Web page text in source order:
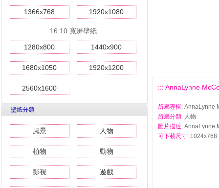
1366x768 1920x1080
16:10 寬屏壁紙
1280x800 1440x900
1680x1050 1920x1200
2560x1600
壁紙分類
風景 人物
植物 動物
影視 遊戲
::: AnnaLynne
所屬專輯: AnnaLynne
所屬分類: 人物
圖片描述: AnnaLynne
可下載尺寸: